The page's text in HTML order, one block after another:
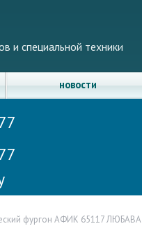
и специальной техники
новости
фургон АФИК 65117 ЛЮБАВА